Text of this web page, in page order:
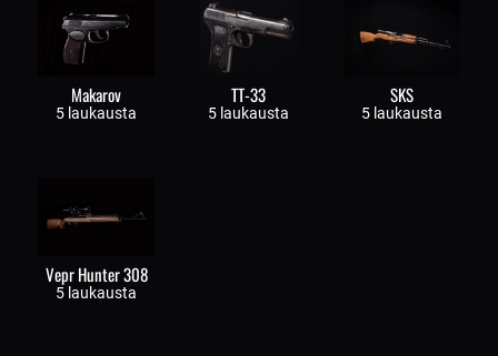
Makarov
5 laukausta
TT-33
5 laukausta
SKS
5 laukausta
Vepr Hunter 308
5 laukausta